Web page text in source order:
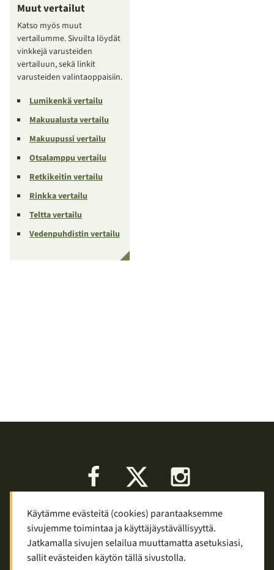
Muut vertailut
Katso myös muut
vertailumme. Sivuilta löydät
vinkkejä varusteiden
vertailuun, sekä linkit
varusteiden valintaoppaisiin.
Lumikenkä vertailu
Makuualusta vertailu
Makuupussi vertailu
Otsalamppu vertailu
Retkikeitin vertailu
Rinkka vertailu
Teltta vertailu
Vedenpuhdistin vertailu
Facebook
Keskustelu Palaute
Tietosuoja
Mainostaminen ja yhteistyö
Copyright © 2007—2026Tuomas Tolppi /
Käytämme evästeitä (cookies) parantaaksemme
sivujemme toimintaa ja käyttäjäystävällisyyttä.
Jatkamalla sivujen selailua muuttamatta asetuksiasi,
sallit evästeiden käytön tällä sivustolla.